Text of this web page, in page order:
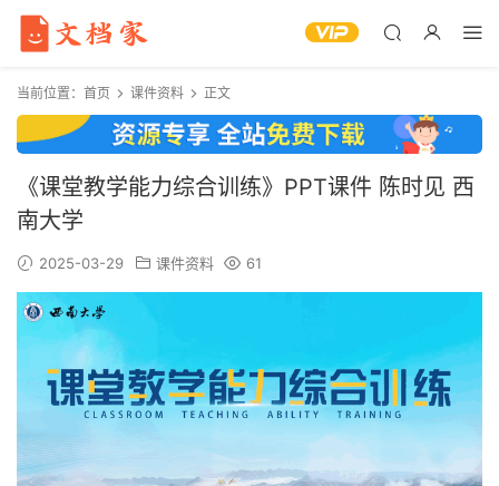
当前位置： 首页 课件资料 正文
《课堂教学能力综合训练》PPT课件 陈时见 西
南大学
2025-03-29 课件资料 61